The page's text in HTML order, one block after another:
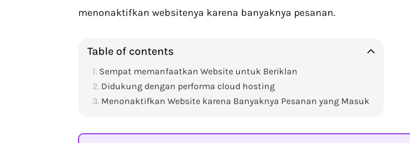
menonaktifkan websitenya karena banyaknya pesanan.
Table of contents
Sempat memanfaatkan Website untuk Beriklan
Didukung dengan performa cloud hosting
Menonaktifkan Website karena Banyaknya Pesanan yang Masuk